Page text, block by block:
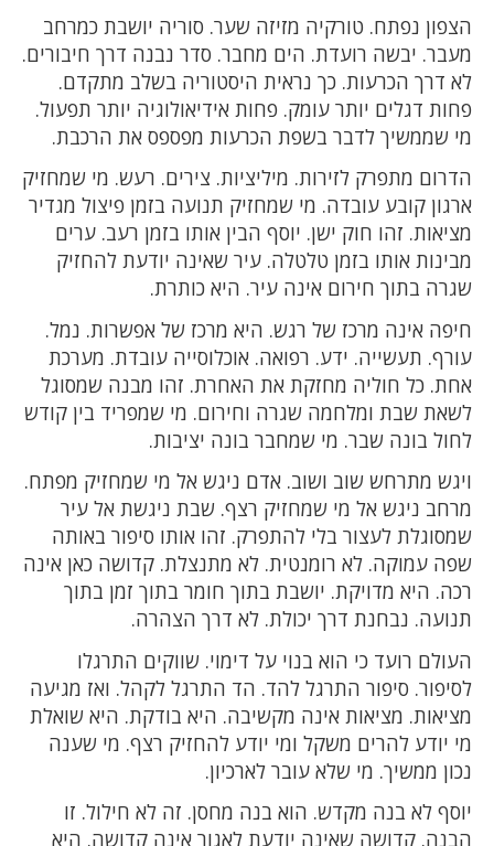
הצפון נפתח. טורקיה מזיזה שער. סוריה יושבת כמרחב
מעבר. יבשה רועדת. הים מחבר. סדר נבנה דרך חיבורים.
לא דרך הכרעות. כך נראית היסטוריה בשלב מתקדם.
פחות דגלים יותר עומק. פחות אידיאולוגיה יותר תפעול.
מי שממשיך לדבר בשפת הכרעות מפספס את הרכבת.
הדרום מתפרק לזירות. מיליציות. צירים. רעש. מי שמחזיק
ארגון קובע עובדה. מי שמחזיק תנועה בזמן פיצול מגדיר
מציאות. זהו חוק ישן. יוסף הבין אותו בזמן רעב. ערים
מבינות אותו בזמן טלטלה. עיר שאינה יודעת להחזיק
שגרה בתוך חירום אינה עיר. היא כותרת.
חיפה אינה מרכז של רגש. היא מרכז של אפשרות. נמל.
עורף. תעשייה. ידע. רפואה. אוכלוסייה עובדת. מערכת
אחת. כל חוליה מחזקת את האחרת. זהו מבנה שמסוגל
לשאת שבת ומלחמה שגרה וחירום. מי שמפריד בין קודש
לחול בונה שבר. מי שמחבר בונה יציבות.
ויגש מתרחש שוב ושוב. אדם ניגש אל מי שמחזיק מפתח.
מרחב ניגש אל מי שמחזיק רצף. שבת ניגשת אל עיר
שמסוגלת לעצור בלי להתפרק. זהו אותו סיפור באותה
שפה עמוקה. לא רומנטית. לא מתנצלת. קדושה כאן אינה
רכה. היא מדויקת. יושבת בתוך חומר בתוך זמן בתוך
תנועה. נבחנת דרך יכולת. לא דרך הצהרה.
העולם רועד כי הוא בנוי על דימוי. שווקים התרגלו
לסיפור. סיפור התרגל להד. הד התרגל לקהל. ואז מגיעה
מציאות. מציאות אינה מקשיבה. היא בודקת. היא שואלת
מי יודע להרים משקל ומי יודע להחזיק רצף. מי שענה
נכון ממשיך. מי שלא עובר לארכיון.
יוסף לא בנה מקדש. הוא בנה מחסן. זה לא חילול. זו
הבנה. קדושה שאינה יודעת לאגור אינה קדושה. היא